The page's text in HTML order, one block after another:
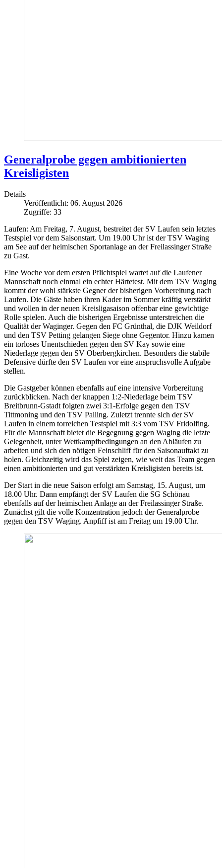
Generalprobe gegen ambitionierten
Kreisligisten
Details
Veröffentlicht: 06. August 2026
Zugriffe: 33
Laufen: Am Freitag, 7. August, bestreitet der SV Laufen sein letztes
Testspiel vor dem Saisonstart. Um 19.00 Uhr ist der TSV Waging
am See auf der heimischen Sportanlage an der Freilassinger Straße
zu Gast.
Eine Woche vor dem ersten Pflichtspiel wartet auf die Laufener
Mannschaft noch einmal ein echter Härtetest. Mit dem TSV Waging
kommt der wohl stärkste Gegner der bisherigen Vorbereitung nach
Laufen. Die Gäste haben ihren Kader im Sommer kräftig verstärkt
und wollen in der neuen Kreisligasaison offenbar eine gewichtige
Rolle spielen. Auch die bisherigen Ergebnisse unterstreichen die
Qualität der Waginger. Gegen den FC Grünthal, die DJK Weildorf
und den TSV Petting gelangen Siege ohne Gegentor. Hinzu kamen
ein torloses Unentschieden gegen den SV Kay sowie eine
Niederlage gegen den SV Oberbergkirchen. Besonders die stabile
Defensive dürfte den SV Laufen vor eine anspruchsvolle Aufgabe
stellen.
Die Gastgeber können ebenfalls auf eine intensive Vorbereitung
zurückblicken. Nach der knappen 1:2-Niederlage beim TSV
Breitbrunn-Gstadt folgten zwei 3:1-Erfolge gegen den TSV
Tittmoning und den TSV Palling. Zuletzt trennte sich der SV
Laufen in einem torreichen Testspiel mit 3:3 vom TSV Fridolfing.
Für die Mannschaft bietet die Begegnung gegen Waging die letzte
Gelegenheit, unter Wettkampfbedingungen an den Abläufen zu
arbeiten und sich den nötigen Feinschliff für den Saisonauftakt zu
holen. Gleichzeitig wird das Spiel zeigen, wie weit das Team gegen
einen ambitionierten und gut verstärkten Kreisligisten bereits ist.
Der Start in die neue Saison erfolgt am Samstag, 15. August, um
18.00 Uhr. Dann empfängt der SV Laufen die SG Schönau
ebenfalls auf der heimischen Anlage an der Freilassinger Straße.
Zunächst gilt die volle Konzentration jedoch der Generalprobe
gegen den TSV Waging. Anpfiff ist am Freitag um 19.00 Uhr.